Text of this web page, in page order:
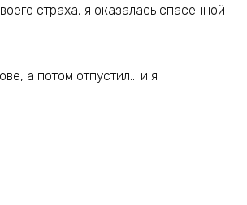
страха, я оказалась спасенной
а потом отпустил… и я